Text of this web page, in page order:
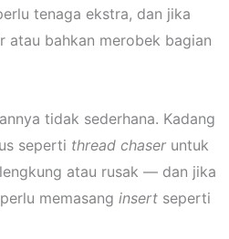
tenaga ekstra, dan jika
atau bahkan merobek bagian
tidak sederhana. Kadang
seperti thread chaseruntuk
atau rusak — dan jika
memasang insert seperti